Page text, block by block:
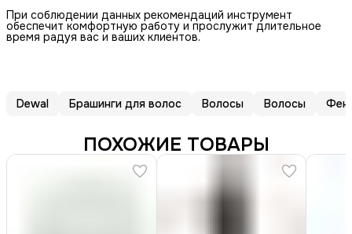
При соблюдении данных рекомендаций инструмент
обеспечит комфортную работу и прослужит длительное
время радуя вас и ваших клиентов.
Dewal Брашинги для волос Волосы Волосы
ПОХОЖИЕ ТОВАРЫ